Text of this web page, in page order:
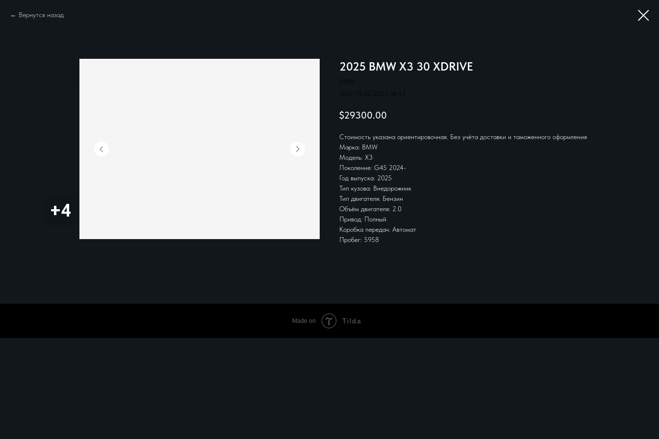
Вернутся назад
2025 BMW X3 30 XDRIVE
BMW
SKU:
19-02-2023-14-13
$29300.00
Стоимость указана ориентировочная. Без учёта доставки и таможенного оформления
Марка: BMW
Модель: X3
Поколение: G45 2024-
Год выпуска: 2025
Тип кузова: Внедорожник
Тип двигателя: Бензин
Объём двигателя: 2.0
Привод: Полный
Коробка передач: Автомат
Пробег: 5958
Made on Tilda